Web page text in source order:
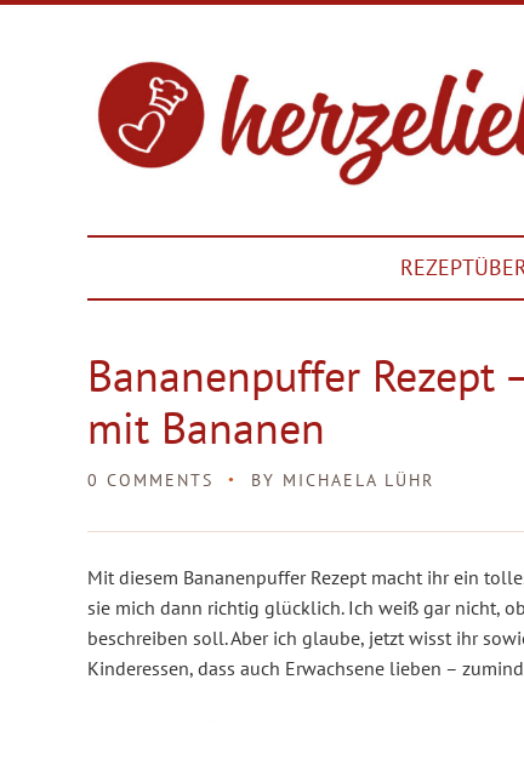
Bananenpuffer Rezept
mit Bananen
0 COMMENTS BY MICHAELA LÜHR
Mit diesem Bananenpuffer Rezept macht ihr ein
sie mich dann richtig glücklich. Ich weiß gar nicht,
beschreiben soll. Aber ich glaube, jetzt wisst ihr
Kinderessen, dass auch Erwachsene lieben –